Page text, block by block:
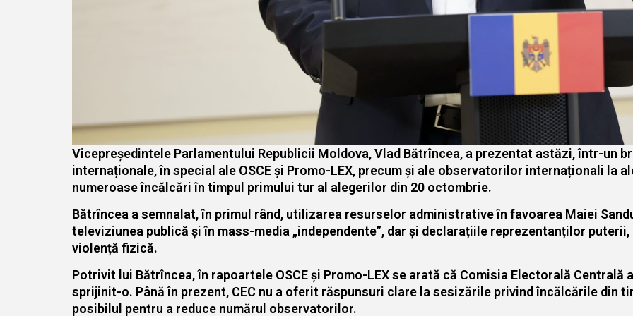
Vicepreședintele Parlamentului Republicii Moldova, Vlad Bătrîncea, a prezentat astăzi, într-un
internaționale, în special ale OSCE și Promo-LEX, precum și ale observatorilor internaționali la
numeroase încălcări în timpul primului tur al alegerilor din 20 octombrie.
Bătrîncea a semnalat, în primul rând, utilizarea resurselor administrative în favoarea Maiei
televiziunea publică și în mass-media „independente”, dar și declarațiile reprezentanților
violență fizică.
Potrivit lui Bătrîncea, în rapoartele OSCE și Promo-LEX se arată că Comisia Electorală Centrală
sprijinit-o. Până în prezent, CEC nu a oferit răspunsuri clare la sesizările privind încălcările din
posibilul pentru a reduce numărul observatorilor.